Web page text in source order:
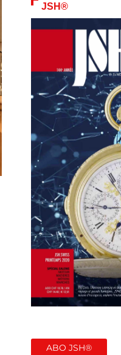
JSH®
ABO JSH®